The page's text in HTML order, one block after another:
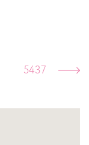
5437